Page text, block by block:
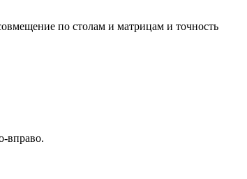
по столам и матрицам и точность
вправо.